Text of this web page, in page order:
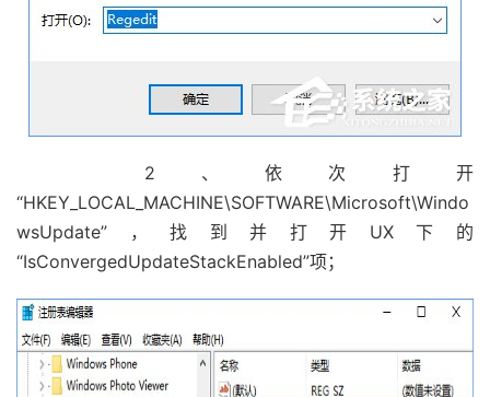
2、依次打开
“HKEY_LOCAL_MACHINE\SOFTWARE\Microsoft\Windo
wsUpdate”，找到并打开UX下的
“IsConvergedUpdateStackEnabled”项；